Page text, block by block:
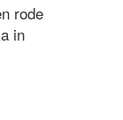
rode
in